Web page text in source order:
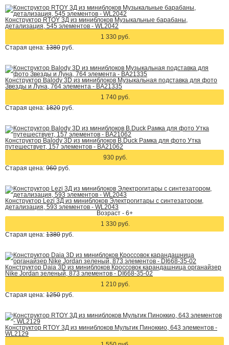
Конструктор RTOY 3Д из миниблоков Музыкальные барабаны,
детализация, 545 элементов - WL2042
1 330 руб.
Старая цена: 1380 руб.
Конструктор Balody 3D из миниблоков Музыкальная подставка для фото
Звезды и Луна, 764 элемента - BA21335
1 740 руб.
Старая цена: 1820 руб.
Конструктор Balody 3D из миниблоков B.Duck Рамка для фото Утка
путешествует, 157 элементов - BA21062
930 руб.
Старая цена: 960 руб.
Конструктор Lezi 3Д из миниблоков Электрогитары с синтезатором,
детализация, 593 элементов - WL2043
Возраст - 6+
1 330 руб.
Старая цена: 1380 руб.
Конструктор Daia 3D из миниблоков Кроссовок карандашница органайзер
Nike Jordan зеленый, 873 элементов - DI668-35-02
1 210 руб.
Старая цена: 1250 руб.
Конструктор RTOY 3Д из миниблоков Мультик Пиноккио, 643 элементов -
WL2129